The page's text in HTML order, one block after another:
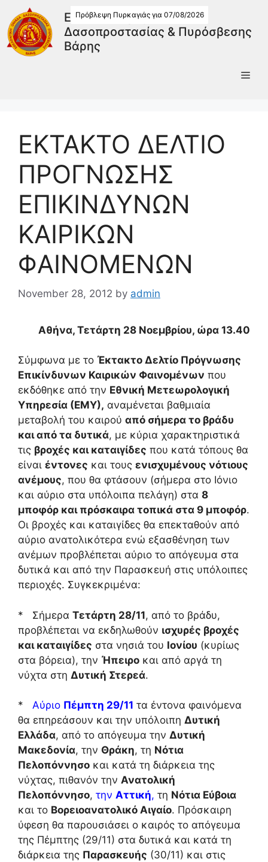
Εθελοντική Ομάδα
Δασοπροστασίας & Πυρόσβεσης
Βάρης
Πρόβλεψη Πυρκαγιάς για 07/08/2026
ΕΚΤΑΚΤΟ ΔΕΛΤΙΟ
ΠΡΟΓΝΩΣΗΣ
ΕΠΙΚΙΝΔΥΝΩΝ
ΚΑΙΡΙΚΩΝ
ΦΑΙΝΟΜΕΝΩΝ
November 28, 2012 by admin
Αθήνα, Τετάρτη 28 Νοεμβρίου, ώρα 13.40
Σύμφωνα με το Έκτακτο Δελτίο Πρόγνωσης
Επικίνδυνων Καιρικών Φαινομένων που
εκδόθηκε από την Εθνική Μετεωρολογική
Υπηρεσία (ΕΜΥ), αναμένεται βαθμιαία
μεταβολή του καιρού από σήμερα το βράδυ
και από τα δυτικά, με κύρια χαρακτηριστικά
τις βροχές και καταιγίδες που κατά τόπους θα
είναι έντονες και τους ενισχυμένους νότιους
ανέμους, που θα φτάσουν (σήμερα στο Ιόνιο
και αύριο στα υπόλοιπα πελάγη) στα 8
μποφόρ και πρόσκαιρα τοπικά στα 9 μποφόρ.
Οι βροχές και καταιγίδες θα επεκταθούν από
αύριο ανατολικότερα ενώ εξασθένηση των
ανέμων προβλέπεται αύριο το απόγευμα στα
δυτικά και από την Παρασκευή στις υπόλοιπες
περιοχές. Συγκεκριμένα:
* Σήμερα Τετάρτη 28/11, από το βράδυ,
προβλέπεται να εκδηλωθούν ισχυρές βροχές
και καταιγίδες στα νησιά του Ιονίου (κυρίως
στα βόρεια), την Ήπειρο και από αργά τη
νύχτα στη Δυτική Στερεά.
* Αύριο Πέμπτη 29/11 τα έντονα φαινόμενα
θα επηρεάσουν και την υπόλοιπη Δυτική
Ελλάδα, από το απόγευμα την Δυτική
Μακεδονία, την Θράκη, τη Νότια
Πελοπόννησο και κατά τη διάρκεια της
νύχτας, πιθανόν την Ανατολική
Πελοπόννησο, την Αττική, τη Νότια Εύβοια
και το Βορειοανατολικό Αιγαίο. Πρόσκαιρη
ύφεση θα παρουσιάσει ο καιρός το απόγευμα
της Πέμπτης (29/11) στα δυτικά και κατά τη
διάρκεια της Παρασκευής (30/11) και στις